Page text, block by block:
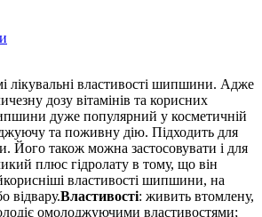
лікувальні властивості шипшини. Адже
дозу вітамінів та корисних
дуже популярний у косметичній
та поживну дію. Підходить для
Його також можна застосовувати і для
плюс гідролату в тому, що він
властивості шипшини, на
відвару.Властивості: живить втомлену,
омолоджуючими властивостями;